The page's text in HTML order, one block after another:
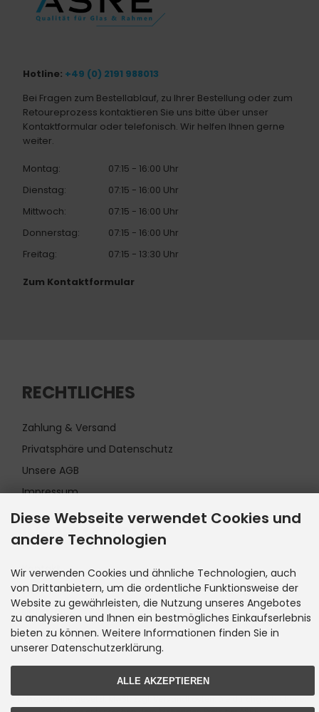
Hotline: +49 (0) 2191 988013
Bei Fragen zum Bestellablauf, zu Ihrer Bestellung oder zum
Retoureprozess kontaktieren Sie uns bitte über unser
Kontaktformular oder telefonisch. Wir helfen Ihnen gerne
weiter.
Montag:
07:15 - 16:00 Uhr
Dienstag:
07:15 - 16:00 Uhr
Mittwoch:
07:15 - 16:00 Uhr
Donnerstag:
07:15 - 16:00 Uhr
Freitag:
07:15 - 13:30 Uhr
Zum Kontaktformular
RECHTLICHES
Zahlung & Versand
Privatsphäre und Datenschutz
Unsere AGB
Impressum
INFORMATIONEN
Kontakt
Sitemap
Lieferzeit
Cookie Einstellungen
Alle Preise ohne gesetzl. MwSt. zzgl.Versandkosten. Die durchgestrichenen
Diese Webseite verwendet Cookies und
andere Technologien
Wir verwenden Cookies und ähnliche Technologien, auch
von Drittanbietern, um die ordentliche Funktionsweise der
Website zu gewährleisten, die Nutzung unseres Angebotes
zu analysieren und Ihnen ein bestmögliches Einkaufserlebnis
bieten zu können. Weitere Informationen finden Sie in
unserer Datenschutzerklärung.
ALLE AKZEPTIEREN